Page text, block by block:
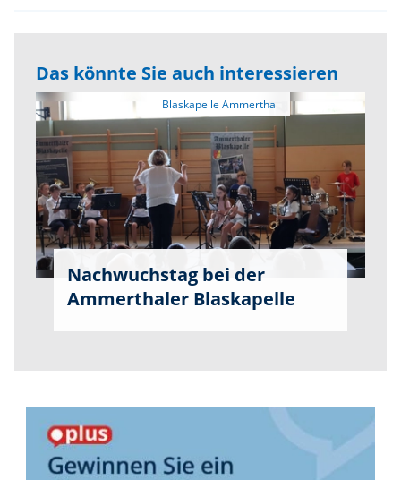
Das könnte Sie auch interessieren
Nachwuchstag bei der
Ammerthaler Blaskapelle